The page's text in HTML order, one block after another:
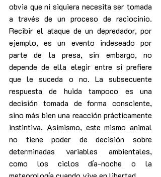
obvia que ni siquiera necesita ser tomada
a través de un proceso de raciocinio.
Recibir el ataque de un depredador, por
ejemplo, es un evento indeseado por
parte de la presa, sin embargo, no
depende de ella elegir entre si prefiere
que le suceda o no. La subsecuente
respuesta de huida tampoco es una
decisión tomada de forma consciente,
sino más bien una reacción prácticamente
instintiva. Asimismo, este mismo animal
no tiene poder de decisión sobre
determinadas variables ambientales,
como los ciclos día-noche o la